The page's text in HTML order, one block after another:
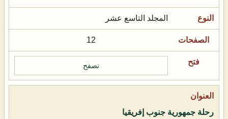
المجلد التاسع عشر
12
تصفح
رحلة جمهورية جنوب إفريقيا